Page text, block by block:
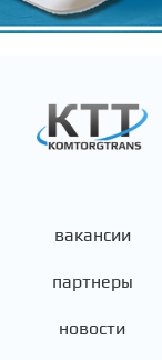
вакансии
партнеры
новости